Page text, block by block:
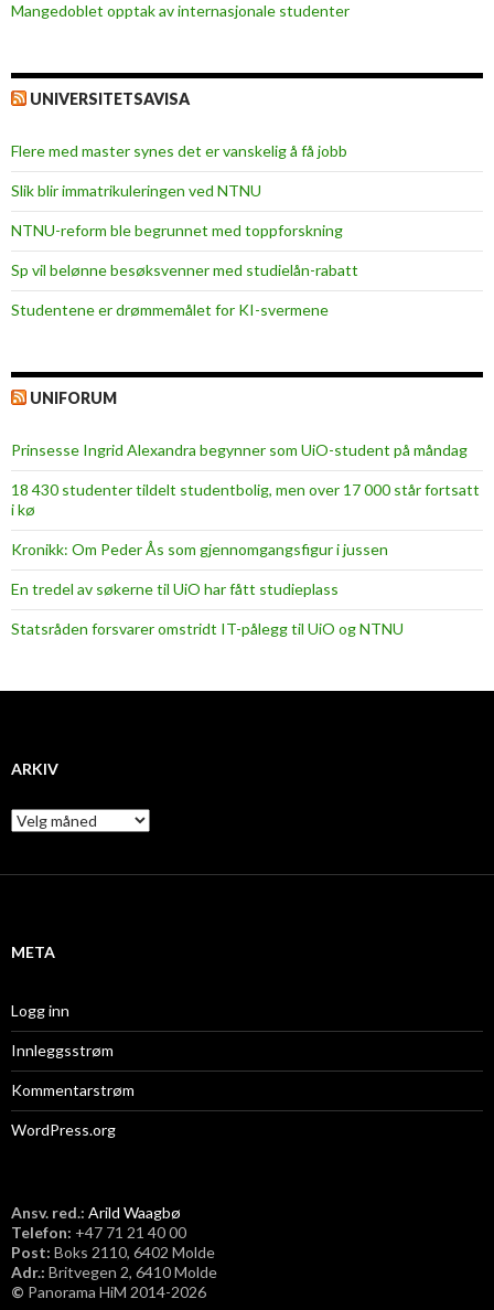
Mangedoblet opptak av internasjonale studenter
UNIVERSITETSAVISA
Flere med master synes det er vanskelig å få jobb
Slik blir immatrikuleringen ved NTNU
NTNU-reform ble begrunnet med toppforskning
Sp vil belønne besøksvenner med studielån-rabatt
Studentene er drømmemålet for KI-svermene
UNIFORUM
Prinsesse Ingrid Alexandra begynner som UiO-student på måndag
18 430 studenter tildelt studentbolig, men over 17 000 står fortsatt
i kø
Kronikk: Om Peder Ås som gjennomgangsfigur i jussen
En tredel av søkerne til UiO har fått studieplass
Statsråden forsvarer omstridt IT-pålegg til UiO og NTNU
ARKIV
A
r
i
META
Logg inn
Innleggsstrøm
Kommentarstrøm
WordPress.org
Ansv. red.: Arild Waagbø
Telefon: ​+47 71 21 40 00
Post: Boks 2110, 6402 Molde
Adr.: Britvegen 2, 6410 Molde
© Panorama HiM 2014-2026